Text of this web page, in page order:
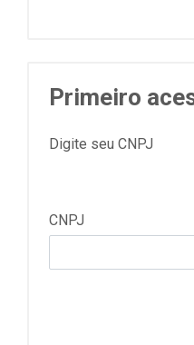
Primeiro
Digite seu CNPJ
CNPJ